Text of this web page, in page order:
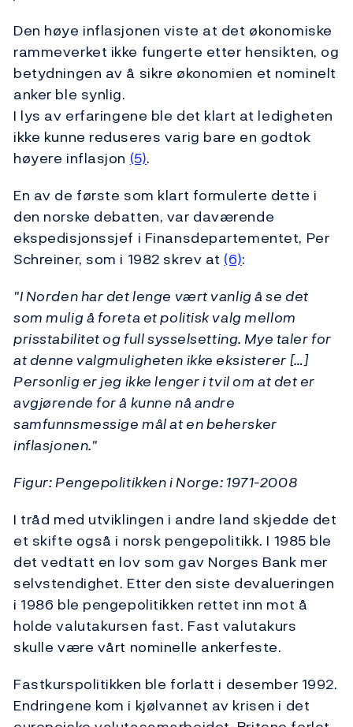
Den høye inflasjonen viste at det økonomiske
rammeverket ikke fungerte etter hensikten, og
betydningen av å sikre økonomien et nominelt
anker ble synlig.
I lys av erfaringene ble det klart at ledigheten
ikke kunne reduseres varig bare en godtok
høyere inflasjon (5).
En av de første som klart formulerte dette i
den norske debatten, var daværende
ekspedisjonssjef i Finansdepartementet, Per
Schreiner, som i 1982 skrev at (6):
"I Norden har det lenge vært vanlig å se det
som mulig å foreta et politisk valg mellom
prisstabilitet og full sysselsetting. Mye taler for
at denne valgmuligheten ikke eksisterer […]
Personlig er jeg ikke lenger i tvil om at det er
avgjørende for å kunne nå andre
samfunnsmessige mål at en behersker
inflasjonen."
Figur: Pengepolitikken i Norge: 1971-2008
I tråd med utviklingen i andre land skjedde det
et skifte også i norsk pengepolitikk. I 1985 ble
det vedtatt en lov som gav Norges Bank mer
selvstendighet. Etter den siste devalueringen
i 1986 ble pengepolitikken rettet inn mot å
holde valutakursen fast. Fast valutakurs
skulle være vårt nominelle ankerfeste.
Fastkurspolitikken ble forlatt i desember 1992.
Endringene kom i kjølvannet av krisen i det